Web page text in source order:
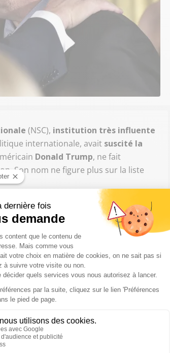
(NSC), institution très influente
internationale, avait suscité la
Donald Trump, ne fait
Son nom ne figure plus sur la liste
ex-patron du site d'extrême droite
États-Unis entre 1981 et 1989) est
conservatrices assumées
du NSCle 28 janvier 2018, dans la
de critiquer certains observateurs
. Celui-ci étant dirigé depuis le 20
et d'Afghanistan - qui avait succédé à la
sur ses contacts répétés avec
Trump qui avait mis en lumière, selon